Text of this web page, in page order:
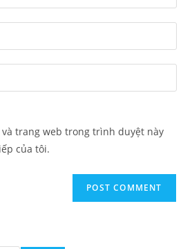
trang web trong trình duyệt này
của tôi.